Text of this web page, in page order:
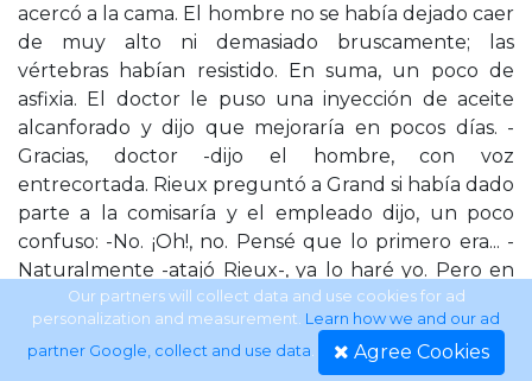
acercó a la cama. El hombre no se había dejado caer
de muy alto ni demasiado bruscamente; las
vértebras habían resistido. En suma, un poco de
asfixia. El doctor le puso una inyección de aceite
alcanforado y dijo que mejoraría en pocos días. -
Gracias, doctor -dijo el hombre, con voz
entrecortada. Rieux preguntó a Grand si había dado
parte a la comisaría y el empleado dijo, un poco
confuso: -No. ¡Oh!, no. Pensé que lo primero era... -
Naturalmente -atajó Rieux-, ya lo haré yo. Pero en
ese momento el enfermo se agitó incorporándose
en la cama y asegurando que estaba bien y que no
merecía la pena. -Cálmese -dijo Rieux-. Conozco el
Our partners will collect data and use cookies for ad
personalization and measurement. Learn how we and our ad
partner Google, collect and use data. Agree Cookies